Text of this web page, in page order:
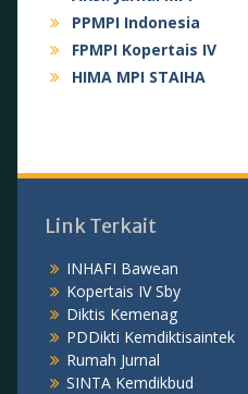
PPMPI Indonesia
FPMPI Kopertais IV
HIMA MPI STAIHA
Link Terkait
INHAFI Bawean
Kopertais IV Sby
Diktis Kemenag
PDDikti Kemdiktisaintek
Rumah Jurnal
SINTA Kemdikbud